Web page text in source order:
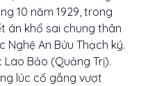
10 năm 1929, trong
án khổ sai chung thân
Nghệ An Bửu Thạch ký.
Bảo (Quảng Trị).
lúc cố gắng vượt